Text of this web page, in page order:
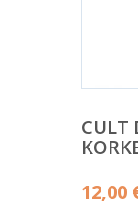
CULT
12,00